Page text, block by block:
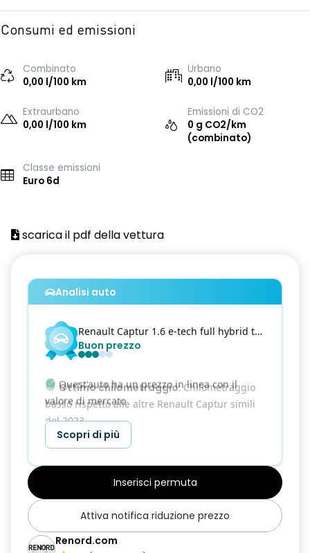
Consumi ed emissioni
Combinato
0,00 l/100 km
Urbano
0,00 l/100 km
Extraurbano
0,00 l/100 km
Emissioni di CO2
0 g CO2/km
(combinato)
Classe emissioni
Euro 6d
scarica il pdf della vettura
Analisi auto
Renault Captur 1.6 e-tech full hybrid techno 145cv auto
Buon prezzo
Quest'auto ha un prezzo in linea con il
valore di mercato
Scopri di più
Inserisci permuta
Attiva notifica riduzione prezzo
Renord.com